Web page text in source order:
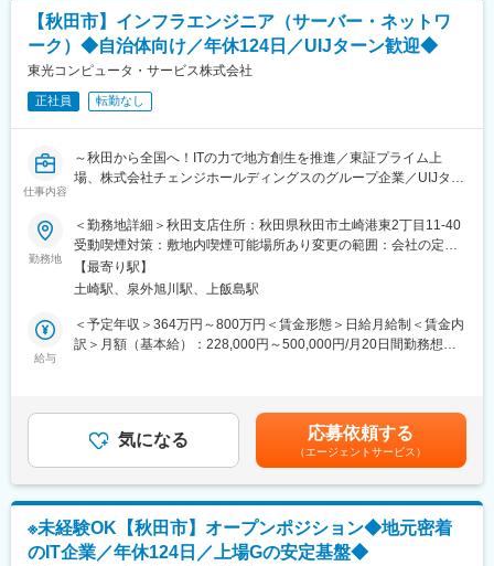
◎コンサルタント
・森林組合向けの課題分析・改善提案
・カーボンクレジット創出支援
・プロジェクト推進・進行管理
◎ITサポート（カスタマーサポート）
・学校や企業へのIT機器設置・設定
・操作説明、問い合わせ対応
・障害対応、運用サポート
■入社後の流れ：
・IT未経験でも安心の研修制度あり
・段階的にスキルアップ可能
■働く環境：
・残業月20時間程度
・有給の時間単位取得OK
■当社について：
・東証プライム上場グループの安定基盤
・40年以上にわたり地域密着で事業展開
・自治体・JA・教育機関など強固な顧客基盤
・開発～導入～保守まで一貫対応できる体制
・IT×林業×環境（カーボンクレジット）という独自領域
【秋田市】インフラエンジニア（サーバー・ネットワ
ーク）◆自治体向け／年休124日／UIJターン歓迎◆
東光コンピュータ・サービス株式会社
正社員 転勤なし
仕事内容
～秋田から全国へ！ITの力で地方創生を推進／東証プライム上
場、株式会社チェンジホールディングスのグループ企業／UIJター
■業務概要：
当社ではインフラ（ネットワーク／サーバ）領域の案件を数多く
手掛けており、元請として提案段階からお客様と直接向き合う機
会が多いのが特徴です。
エンドユーザーの「困っていること」「本当に必要なこと」をそ
の場で聞き取り、要件定義から設計・導入・保守まで一貫して携
ネットワーク機器・サーバ・仮想基盤を中心としたインフラ全般
の提案・構築・運用で、自治体分野、教育分野、民需分野など幅
・ネットワーク（ルーター/L2/L3）、ファイアウォールの設計・
構築・運用
・サーバー（Windows/Linux）、仮想化基盤
勤務地
＜勤務地詳細＞秋田支店住所：秋田県秋田市土崎港東2丁目11-40
受動喫煙対策：敷地内喫煙可能場所あり変更の範囲：会社の定め
る事業所
【最寄り駅】
土崎駅、泉外旭川駅、上飯島駅
給与
＜予定年収＞364万円～800万円＜賃金形態＞日給月給制＜賃金内
訳＞月額（基本給）：228,000円～500,000円/月20日間勤務想定
(月額)は固定手当を含めた表記です。
気になる 応募依頼する
（エージェントサービス）
※未経験OK【秋田市】オープンポジション◆地元密着
のIT企業／年休124日／上場Gの安定基盤◆